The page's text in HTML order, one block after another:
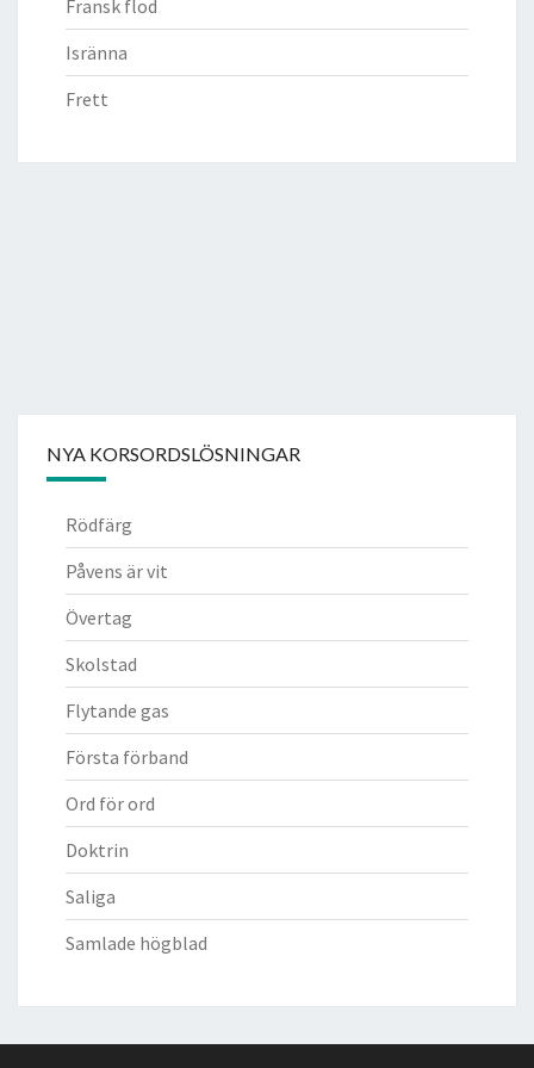
Fransk flod
Isränna
Frett
NYA KORSORDSLÖSNINGAR
Rödfärg
Påvens är vit
Övertag
Skolstad
Flytande gas
Första förband
Ord för ord
Doktrin
Saliga
Samlade högblad